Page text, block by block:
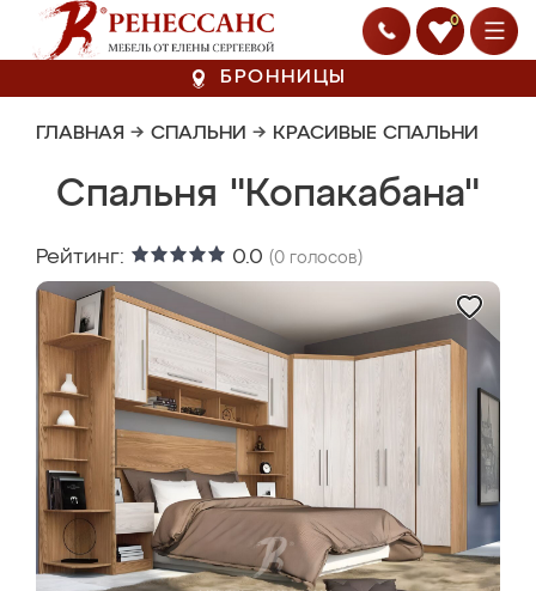
0
БРОННИЦЫ
ГЛАВНАЯ → СПАЛЬНИ → КРАСИВЫЕ СПАЛЬНИ
Спальня "Копакабана"
Рейтинг: 0.0 (0 голосов)